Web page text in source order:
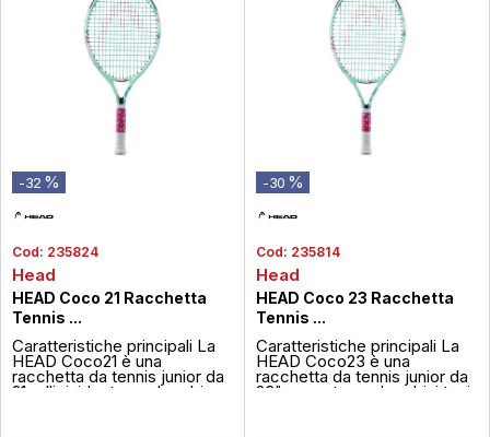
-32 %
Cod: 235824
Head
HEAD Coco 21 Racchetta
Tennis ...
Caratteristiche principali La
HEAD Coco21 è una
racchetta da tennis junior da
21pollici, ideata per bambine
-30 %
Cod: 235814
Head
HEAD Coco 23 Racchetta
Tennis ...
Caratteristiche principali La
HEAD Coco23 è una
racchetta da tennis junior da
23" pensata per bambini tra i